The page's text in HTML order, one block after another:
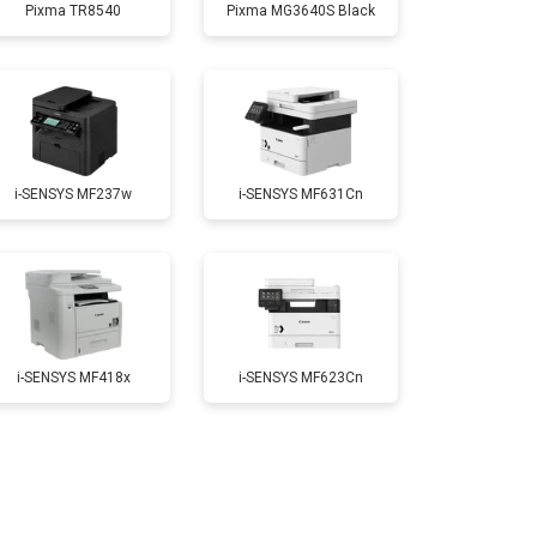
2800 ₽ Заказать
2700 ₽ Заказать
2500 ₽ Заказать
3500 ₽ Заказать
Pixma TR8540 Pixma MG3640S Black
i-SENSYS MF237w i-SENSYS MF631Cn
i-SENSYS MF418x i-SENSYS MF623Cn